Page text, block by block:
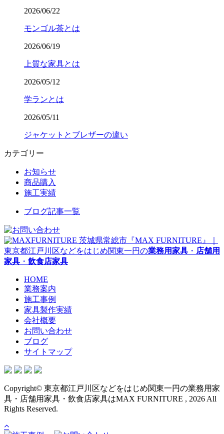
2026/06/22
モンゴル茶とは
2026/06/19
上質な家具とは
2026/05/12
学ランとは
2026/05/11
ジャケットとブレザーの違い
カテゴリー
お知らせ
商品購入
施工実績
ブログ記事一覧
茨城県常総市『MAX FURNITURE』｜
東京都江戸川区などをはじめ関東一円の業務用家具 ・ 店舗用
家具 ・ 飲食店家具
HOME
業務案内
施工事例
家具製作実績
会社概要
お問い合わせ
ブログ
サイトマップ
Copyright© 東京都江戸川区などをはじめ関東一円の業務用家
具・店舗用家具・飲食店家具はMAX FURNITURE , 2026 All
Rights Reserved.